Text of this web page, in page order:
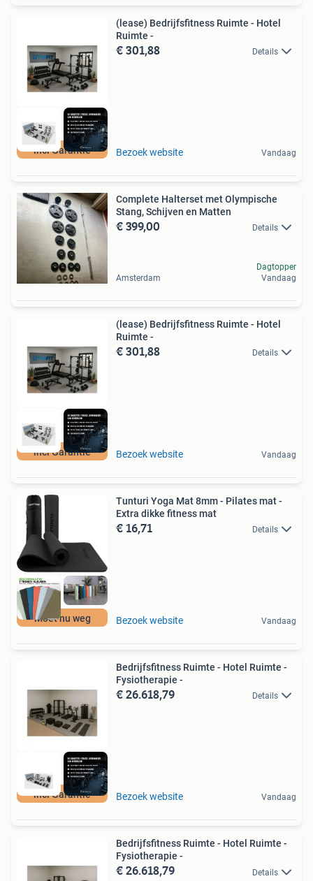
incl Garantie
(lease) Bedrijfsfitness Ruimte - Hotel
Ruimte -
€ 301,88 Details
Bezoek website Vandaag
Complete Halterset met Olympische
Stang, Schijven en Matten
€ 399,00 Details
Amsterdam
Dagtopper
Vandaag
incl Garantie
(lease) Bedrijfsfitness Ruimte - Hotel
Ruimte -
€ 301,88 Details
Bezoek website Vandaag
Moet nu weg
Tunturi Yoga Mat 8mm - Pilates mat -
Extra dikke fitness mat
€ 16,71 Details
Bezoek website Vandaag
incl Garantie
Bedrijfsfitness Ruimte - Hotel Ruimte -
Fysiotherapie -
€ 26.618,79 Details
Bezoek website Vandaag
Bedrijfsfitness Ruimte - Hotel Ruimte -
Fysiotherapie -
€ 26.618,79 Details